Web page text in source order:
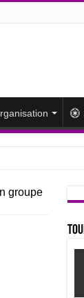
à un Hoshoryu
groupe